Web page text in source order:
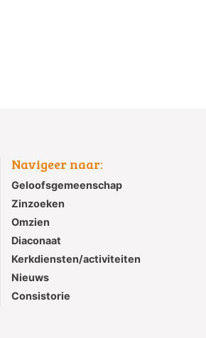
Navigeer naar:
Geloofsgemeenschap
Zinzoeken
Omzien
Diaconaat
Kerkdiensten/activiteiten
Nieuws
Consistorie